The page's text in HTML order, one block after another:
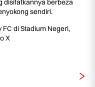
disifatkannya berbeza
sendiri.
di Stadium Negeri,
X